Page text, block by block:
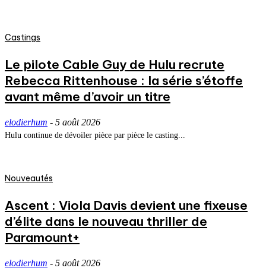
Castings
Le pilote Cable Guy de Hulu recrute
Rebecca Rittenhouse : la série s’étoffe
avant même d’avoir un titre
elodierhum - 5 août 2026
Hulu continue de dévoiler pièce par pièce le casting...
Nouveautés
Ascent : Viola Davis devient une fixeuse
d’élite dans le nouveau thriller de
Paramount+
elodierhum - 5 août 2026